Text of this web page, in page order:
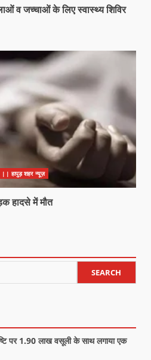
व जच्चाओं के लिए स्वास्थ्य शिविर
हापुड़ शहर न्यूज़
हादसे में मौत
SEARCH
पर 1.90 लाख वसूली के साथ लगाया एक